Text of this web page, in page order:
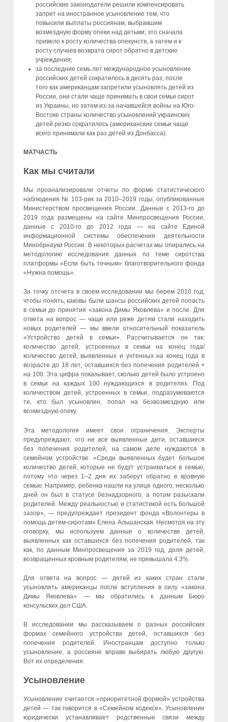
российские законодатели решили компенсировать
запрет на иностранное усыновление тем, что
повысили выплаты россиянам, выбравшим
возмездную форму опеки над детьми; это сначала
привело к росту количества опекунств, а затем и к
росту случаев возврата сирот обратно в детские
учреждения;
за последние семь лет международное усыновление
российских детей сократилось в десять раз; после
того как американцам запретили усыновлять детей из
России, они стали чаще принимать в свои семьи сирот
из Украины, но затем из-за начавшейся войны на Юго-
Востоке страны количество усыновлений украинских
детей резко сократилось (американские семьи чаще
всего принимали как раз детей из Донбасса).
МАТЧАСТЬ
Как мы считали
Мы проанализировали отчеты по форме статистического
наблюдения № 103-рик за 2010–2019 годы, опубликованные
Министерством просвещения России. Данные с 2013-го до
2019 года размещены на сайте Минпросвещения России,
данные с 2010-го до 2012 года — на сайте Единой
информационной системы обеспечения деятельности
Минобрнауки России. В некоторых расчетах мы опирались на
методологию исследования данных по теме сиротства
платформы «Если быть точным» благотворительного фонда
«Нужна помощь».
За точку отсчета в своем исследовании мы берем 2010 год,
чтобы понять, каковы были шансы российских детей попасть
в семьи до принятия «закона Димы Яковлева» и после. Для
ответа на вопрос — чаще или реже детям стали находить
новых родителей — мы ввели относительный показатель
«Устройство детей в семьи». Рассчитывается он так:
количество детей, устроенных в семьи на конец года/
количество детей, выявленных и учтенных на конец года в
возрасте до 18 лет, оставшихся без попечения родителей ×
на 100. Эта цифра показывает, сколько детей было устроено
в семьи на каждых 100 нуждающихся в родителях. Под
количеством детей, устроенных в семьи, подразумеваются
те, кто был усыновлен, попал на безвозмездную или
возмездную опеку.
Эта методология имеет свои ограничения. Эксперты
предупреждают, что не все выявленные дети, оставшиеся
без попечения родителей, на самом деле нуждаются в
семейном устройстве. «Среди выявленных будет большое
количество детей, которые не будут устраиваться в семью,
потому что через 1–2 дня их заберут обратно в кровную
семью. Например, ребенка нашли на улице одного, несколько
дней он был в статусе безнадзорного, а потом разыскали
родителей. Между реальностью и статистикой есть большой
зазор», — предупреждает президент фонда «Волонтеры в
помощь детям-сиротам» Елена Альшанская. Несмотря на эту
оговорку, мы используем данные о количестве детей,
выявленных как оставшихся без попечения родителей, так
как, по данным Минпросвещения за 2019 год, доля детей,
возвращенных кровным родителям, не превышала 4,3%.
Для ответа на вопрос — детей из каких стран стали
усыновлять американцы после вступления в силу «закона
Димы Яковлева» — мы обратились к данным Бюро
консульских дел США.
В исследовании мы рассказываем о разных российских
формах семейного устройства детей, оставшихся без
попечения родителей. Иностранцам доступно только
усыновление, а россияне вправе выбирать любую другую.
Вот их определения:
Усыновление
Усыновление считается «приоритетной формой» устройства
детей — так говорится в «Семейном кодексе». Усыновление
юридически устанавливает родственные связи между